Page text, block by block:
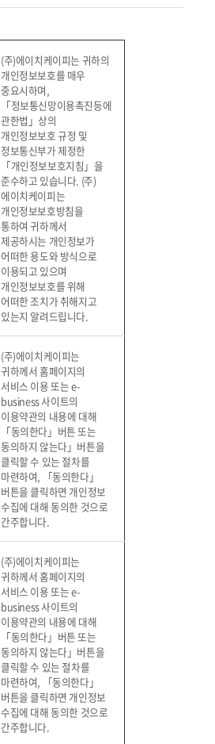
(주)에이치케이피는 귀하의
개인정보보호를 매우
중요시하며,
「정보통신망이용촉진등에
관한법」상의
개인정보보호 규정 및
정보통신부가 제정한
「개인정보보호지침」을
준수하고 있습니다. (주)
에이치케이피는
개인정보보호방침을
통하여 귀하께서
제공하시는 개인정보가
어떠한 용도와 방식으로
이용되고 있으며
개인정보보호를 위해
어떠한 조치가 취해지고
있는지 알려드립니다.
(주)에이치케이피는
귀하께서 홈페이지의
서비스 이용 또는 e-
business 사이트의
이용약관의 내용에 대해
「동의한다」버튼 또는
동의하지 않는다」버튼을
클릭할 수 있는 절차를
마련하여, 「동의한다」
버튼을 클릭하면 개인정보
수집에 대해 동의한 것으로
간주합니다.
(주)에이치케이피는
귀하께서 홈페이지의
서비스 이용 또는 e-
business 사이트의
이용약관의 내용에 대해
「동의한다」버튼 또는
동의하지 않는다」버튼을
클릭할 수 있는 절차를
마련하여, 「동의한다」
버튼을 클릭하면 개인정보
수집에 대해 동의한 것으로
간주합니다.